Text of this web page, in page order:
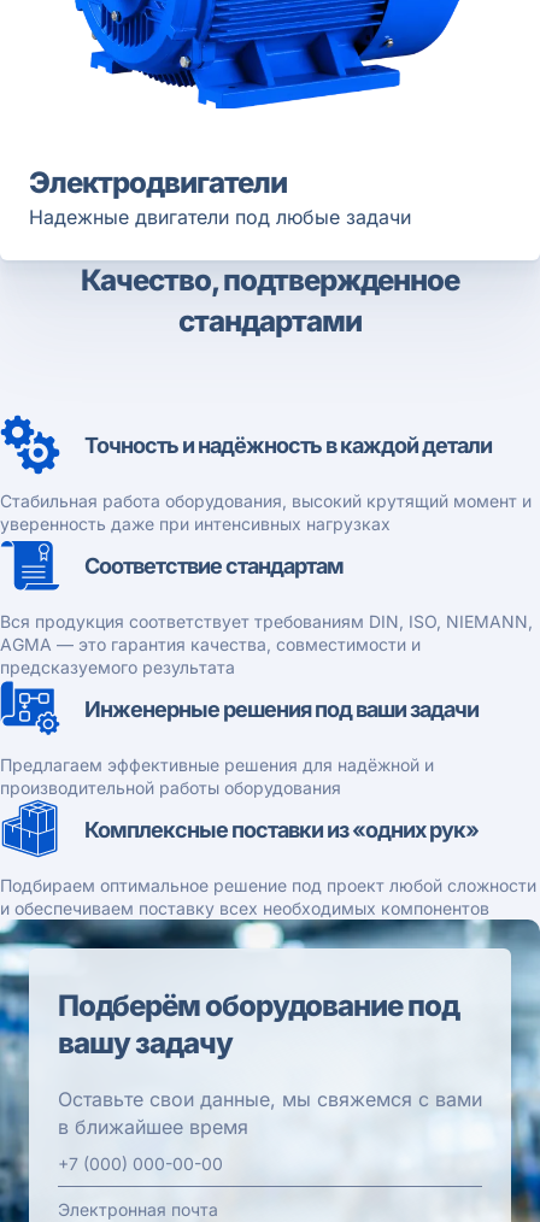
Электродвигатели
Надежные двигатели под любые задачи
Качество, подтвержденное
стандартами
Точность и надёжность в каждой детали
Стабильная работа оборудования, высокий крутящий момент и
уверенность даже при интенсивных нагрузках
Соответствие стандартам
Вся продукция соответствует требованиям DIN, ISO, NIEMANN,
AGMA — это гарантия качества, совместимости и
предсказуемого результата
Инженерные решения под ваши задачи
Предлагаем эффективные решения для надёжной и
производительной работы оборудования
Комплексные поставки из «одних рук»
Подбираем оптимальное решение под проект любой сложности
и обеспечиваем поставку всех необходимых компонентов
Подберём оборудование под
вашу задачу
Оставьте свои данные, мы свяжемся с вами
в ближайшее время